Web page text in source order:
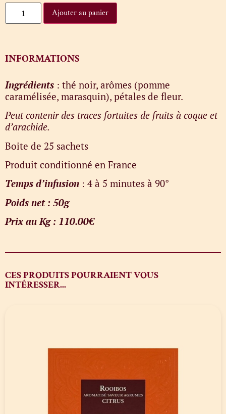
Ajouter au panier
INFORMATIONS
Ingrédients : thé noir, arômes (pomme
caramélisée, marasquin), pétales de fleur.
Peut contenir des traces fortuites de fruits à coque et
d’arachide.
Boite de 25 sachets
Produit conditionné en France
Temps d’infusion : 4 à 5 minutes à 90°
Poids net : 50g
Prix au Kg : 110.00€
CES PRODUITS POURRAIENT VOUS
INTÉRESSER...